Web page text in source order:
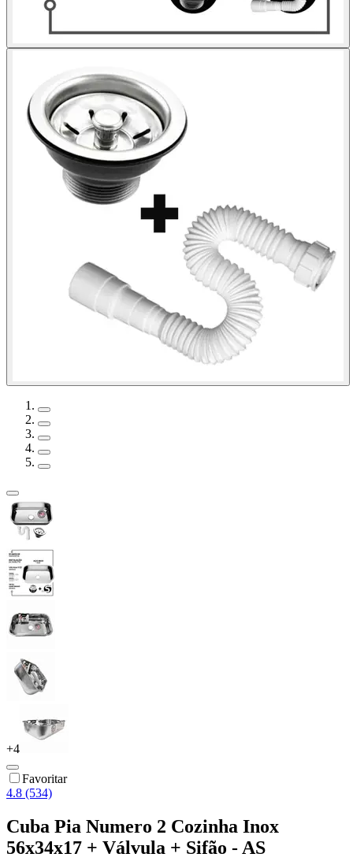
+4
Favoritar
4.8 (534)
Cuba Pia Numero 2 Cozinha Inox
56x34x17 + Válvula + Sifão - AS